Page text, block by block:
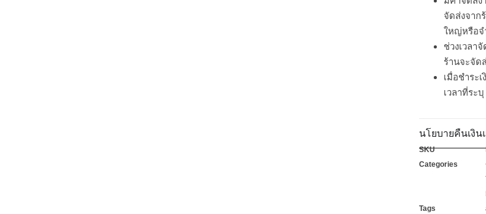
จัดส่งจาก
ใหญ่หรือจ
ช่วงเวลา
ร้านจะจัด
เมื่อชำระ
เวลาที่ระบุ
นโยบายคืนเงิน
SKU
Categories
Tags